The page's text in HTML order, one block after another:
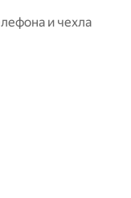
и чехла